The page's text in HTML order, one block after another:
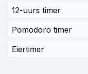
12-uurs timer
Pomodoro timer
Eiertimer